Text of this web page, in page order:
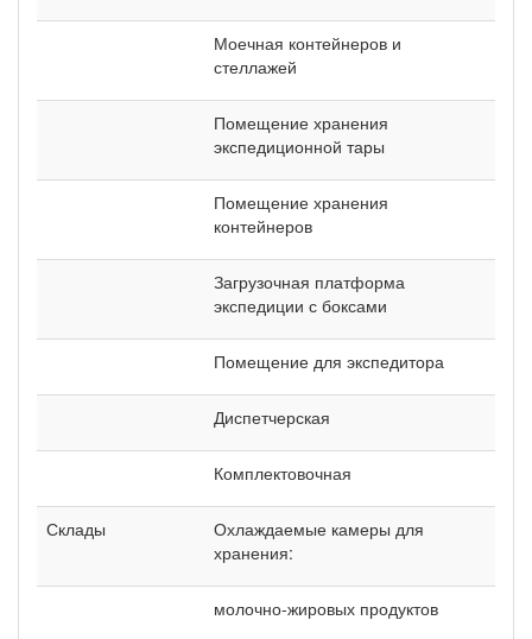
Моечная контейнеров и
стеллажей
Помещение хранения
экспедиционной тары
Помещение хранения
контейнеров
Загрузочная платформа
экспедиции с боксами
Помещение для экспедитора
Диспетчерская
Комплектовочная
Склады
Охлаждаемые камеры для
хранения:
молочно-жировых продуктов